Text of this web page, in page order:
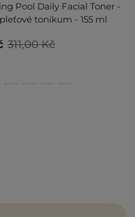
Pool Daily Facial Toner -
tonikum - 155 ml
311,00 Kč